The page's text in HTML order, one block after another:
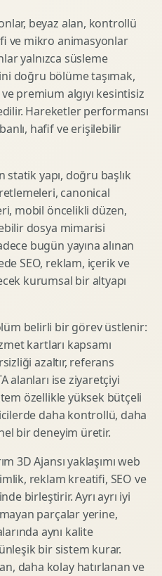
beyaz alan, kontrollü
ve mikro animasyonlar
yalnızca süsleme
doğru bölüme taşımak,
premium algıyı kesintisiz
Hareketler performansı
hafif ve erişilebilir
statik yapı, doğru başlık
canonical
mobil öncelikli düzen,
dosya mimarisi
bugün yayına alınan
SEO, reklam, içerik ve
kurumsal bir altyapı
belirli bir görev üstlenir:
kartları kapsamı
azaltır, referans
alanları ise ziyaretçiyi
özellikle yüksek bütçeli
daha kontrollü, daha
bir deneyim üretir.
3D Ajansı yaklaşımı web
reklam kreatifi, SEO ve
birleştirir. Ayrı ayrı iyi
parçalar yerine,
aynı kalite
bir sistem kurar.
daha kolay hatırlanan ve